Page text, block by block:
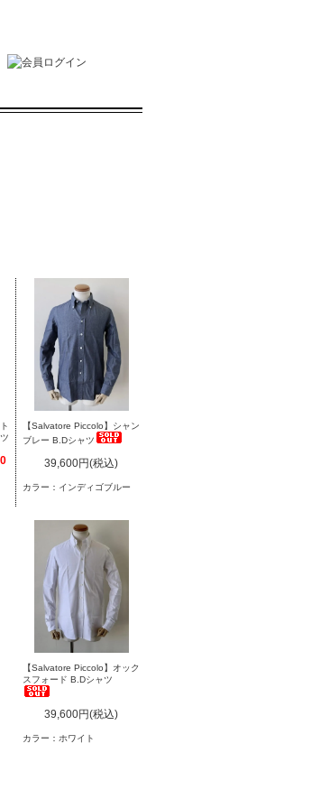
【Salvatore Piccolo】シャン
ブレー B.Dシャツ
39,600円(税込)
カラー：インディゴブルー
【Salvatore Piccolo】オック
スフォード B.Dシャツ
39,600円(税込)
カラー：ホワイト